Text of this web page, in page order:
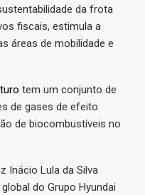
da frota
fiscais, estimula a
áreas de mobilidade e
tem um conjunto de
de gases de efeito
de biocombustíveis no
Inácio Lula da Silva
do Grupo Hyundai